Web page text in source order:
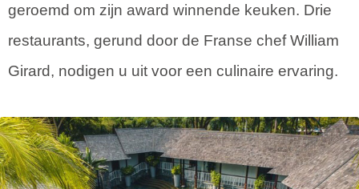
geroemd om zijn award winnende keuken. Drie
restaurants, gerund door de Franse chef William
Girard, nodigen u uit voor een culinaire ervaring.